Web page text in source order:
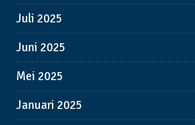
Juli 2025
Juni 2025
Mei 2025
Januari 2025